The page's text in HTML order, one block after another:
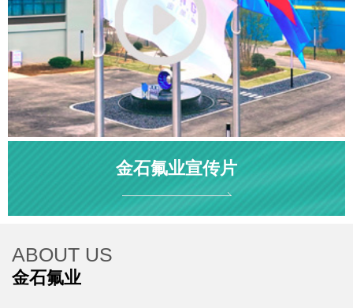
金石氟业宣传片
ABOUT US
金石氟业